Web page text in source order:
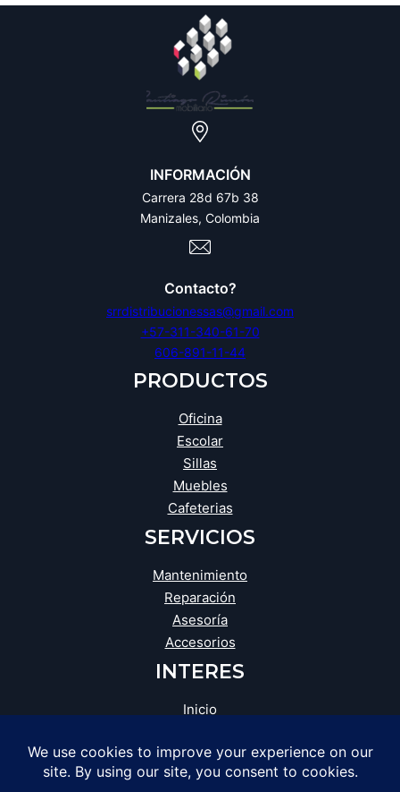
INFORMACIÓN
Carrera 28d 67b 38
Manizales, Colombia
Contacto?
srrdistribucionessas@gmail.com
+57-311-340-61-70
606-891-11-44
PRODUCTOS
Oficina
Escolar
Sillas
Muebles
Cafeterias
SERVICIOS
Mantenimiento
Reparación
Asesoría
Accesorios
INTERES
Inicio
Tienda
Opiniones